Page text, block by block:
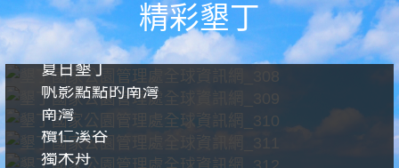
精彩墾丁
夏日墾丁
帆影點點的南灣
南灣
欖仁溪谷
獨木舟